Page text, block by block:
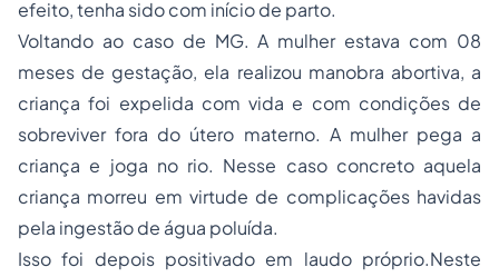
efeito, tenha sido com início de parto.
Voltando ao caso de MG. A mulher estava com 08
meses de gestação, ela realizou manobra abortiva, a
criança foi expelida com vida e com condições de
sobreviver fora do útero materno. A mulher pega a
criança e joga no rio. Nesse caso concreto aquela
criança morreu em virtude de complicações havidas
pela ingestão de água poluída.
Isso foi depois positivado em laudo próprio.Neste